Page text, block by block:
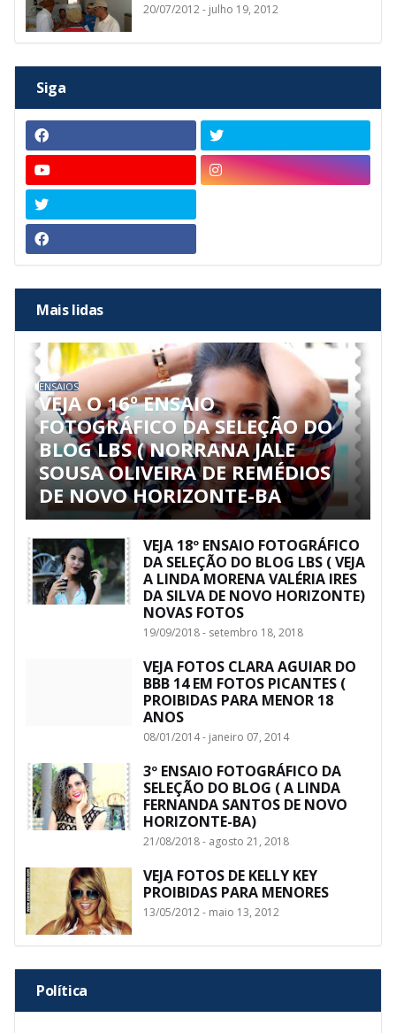
20/07/2012 - julho 19, 2012
Siga
Mais lidas
ENSAIOS
VEJA O 16º ENSAIO
FOTOGRÁFICO DA SELEÇÃO DO
BLOG LBS ( NORRANA JALE
SOUSA OLIVEIRA DE REMÉDIOS
DE NOVO HORIZONTE-BA
VEJA 18º ENSAIO FOTOGRÁFICO
DA SELEÇÃO DO BLOG LBS ( VEJA
A LINDA MORENA VALÉRIA IRES
DA SILVA DE NOVO HORIZONTE)
NOVAS FOTOS
19/09/2018 - setembro 18, 2018
VEJA FOTOS CLARA AGUIAR DO
BBB 14 EM FOTOS PICANTES (
PROIBIDAS PARA MENOR 18
ANOS
08/01/2014 - janeiro 07, 2014
3º ENSAIO FOTOGRÁFICO DA
SELEÇÃO DO BLOG ( A LINDA
FERNANDA SANTOS DE NOVO
HORIZONTE-BA)
21/08/2018 - agosto 21, 2018
VEJA FOTOS DE KELLY KEY
PROIBIDAS PARA MENORES
13/05/2012 - maio 13, 2012
Política